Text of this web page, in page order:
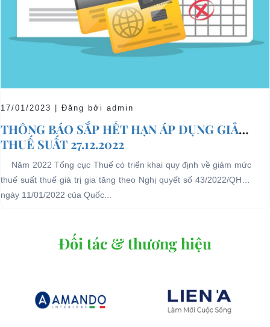
17/01/2023 | Đăng bởi admin
THÔNG BÁO SẮP HẾT HẠN ÁP DỤNG GIẢM
THUẾ SUẤT 27.12.2022
Năm 2022 Tổng cục Thuế có triển khai quy định về giảm mức
thuế suất thuế giá trị gia tăng theo Nghị quyết số 43/2022/QH15
ngày 11/01/2022 của Quốc...
Đối tác & thương hiệu